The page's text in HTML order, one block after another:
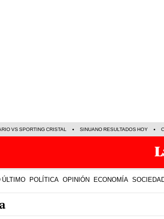
VS SPORTING CRISTAL SINUANO RESULTADOS HOY
ÚLTIMO POLÍTICA OPINIÓN ECONOMÍA